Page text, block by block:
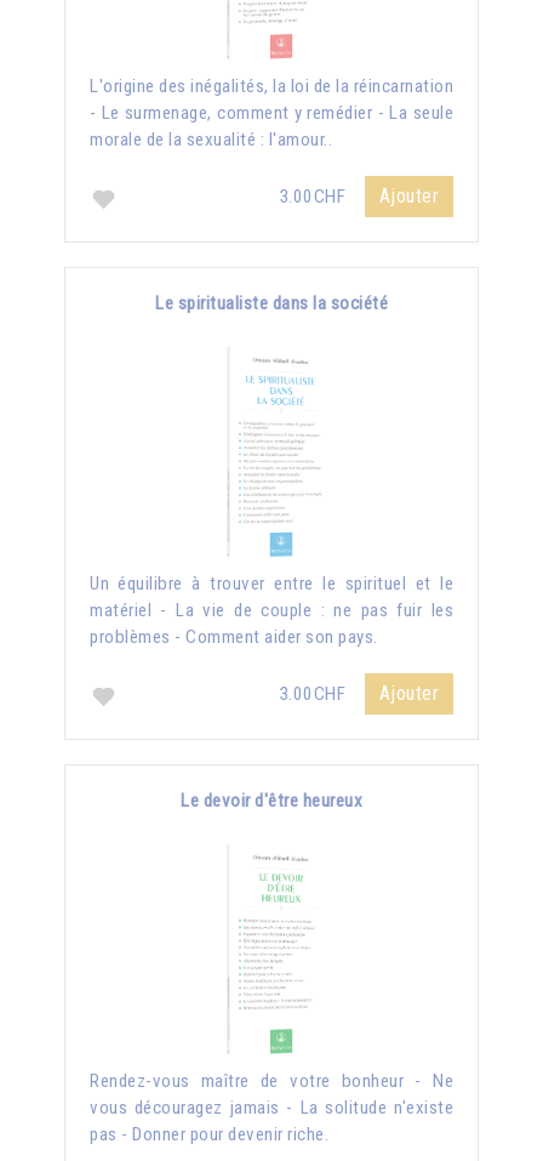
L'origine des inégalités, la loi de la réincarnation
- Le surmenage, comment y remédier - La seule
morale de la sexualité : l'amour..
3.00CHF Ajouter
Le spiritualiste dans la société
Un équilibre à trouver entre le spirituel et le
matériel - La vie de couple : ne pas fuir les
problèmes - Comment aider son pays.
3.00CHF Ajouter
Le devoir d'être heureux
Rendez-vous maître de votre bonheur - Ne
vous découragez jamais - La solitude n'existe
pas - Donner pour devenir riche.